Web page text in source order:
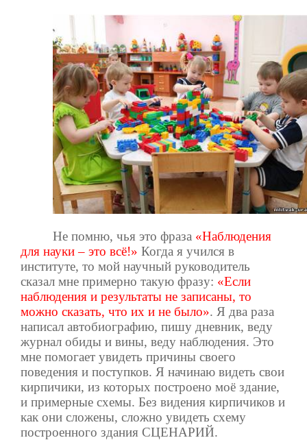
Не помню, чья это фраза «Наблюдения
для науки – это всё!» Когда я учился в
институте, то мой научный руководитель
сказал мне примерно такую фразу: «Если
наблюдения и результаты не записаны, то
можно сказать, что их и не было». Я два раза
написал автобиографию, пишу дневник, веду
журнал обиды и вины, веду наблюдения. Это
мне помогает увидеть причины своего
поведения и поступков. Я начинаю видеть свои
кирпичики, из которых построено моё здание,
и примерные схемы. Без видения кирпичиков и
как они сложены, сложно увидеть схему
построенного здания СЦЕНАРИЙ.